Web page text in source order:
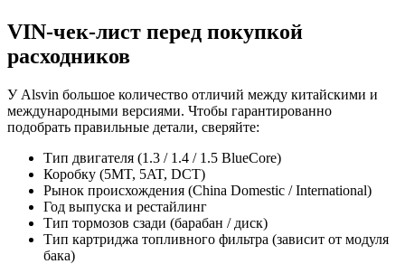
VIN-чек-лист перед покупкой
расходников
У Alsvin большое количество отличий между китайскими и
международными версиями. Чтобы гарантированно
подобрать правильные детали, сверяйте:
Тип двигателя (1.3 / 1.4 / 1.5 BlueCore)
Коробку (5MT, 5AT, DCT)
Рынок происхождения (China Domestic / International)
Год выпуска и рестайлинг
Тип тормозов сзади (барабан / диск)
Тип картриджа топливного фильтра (зависит от модуля
бака)